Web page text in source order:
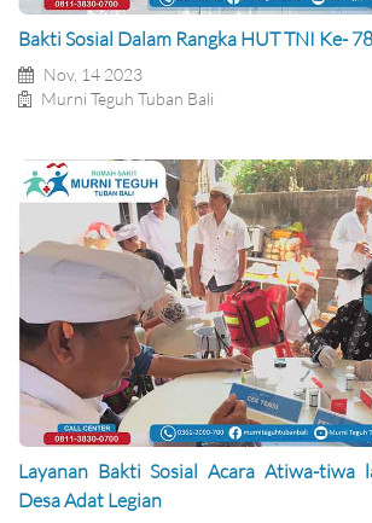
Bakti Sosial Dalam Rangka HUT TNI Ke- 78
Nov, 14 2023
Murni Teguh Tuban Bali
Layanan Bakti Sosial Acara Atiwa-tiwa
Desa Adat Legian